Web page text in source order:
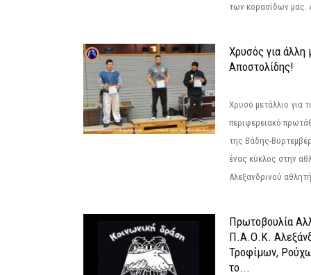
των κορασίδων μας.
Χρυσός για άλλη
Αποστολίδης!
Χρυσό μετάλλιο για
περιφερειακό
της Βάδης-
ένας κύκλος στην
Αλεξανδρινού
Πρωτοβουλία
Π.Α.Ο.Κ.
Τροφίμων,
το...